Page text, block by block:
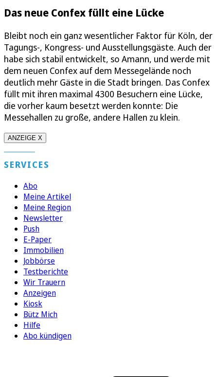
Das neue Confex füllt eine Lücke
Bleibt noch ein ganz wesentlicher Faktor für Köln, der
Tagungs-, Kongress- und Ausstellungsgäste. Auch der
habe sich stabil entwickelt, so Amann, und werde mit
dem neuen Confex auf dem Messegelände noch
deutlich mehr Gäste in die Stadt bringen. Das Confex
füllt mit ihren maximal 4300 Besuchern eine Lücke,
die vorher kaum besetzt werden konnte: Die
Messehallen zu große, andere Hallen zu klein.
ANZEIGE X
SERVICES
Abo
Meine Artikel
Meine Region
Newsletter
Push
E-Paper
Immobilien
Jobbörse
Testberichte
Wir Trauern
Anzeigen
Kiosk
Bütz Mich
Hilfe
Abo kündigen